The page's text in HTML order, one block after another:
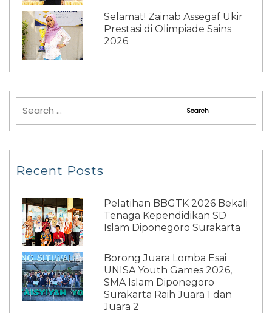
Selamat! Zainab Assegaf Ukir
Prestasi di Olimpiade Sains
2026
Recent Posts
Pelatihan BBGTK 2026 Bekali
Tenaga Kependidikan SD
Islam Diponegoro Surakarta
Borong Juara Lomba Esai
UNISA Youth Games 2026,
SMA Islam Diponegoro
Surakarta Raih Juara 1 dan
Juara 2